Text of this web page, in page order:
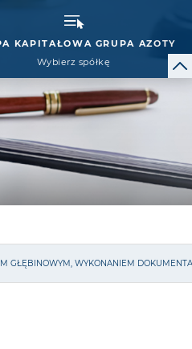
KAPITAŁOWA GRUPA AZOTY
Wybierz spółkę
GŁĘBINOWYM, WYKONANIEM